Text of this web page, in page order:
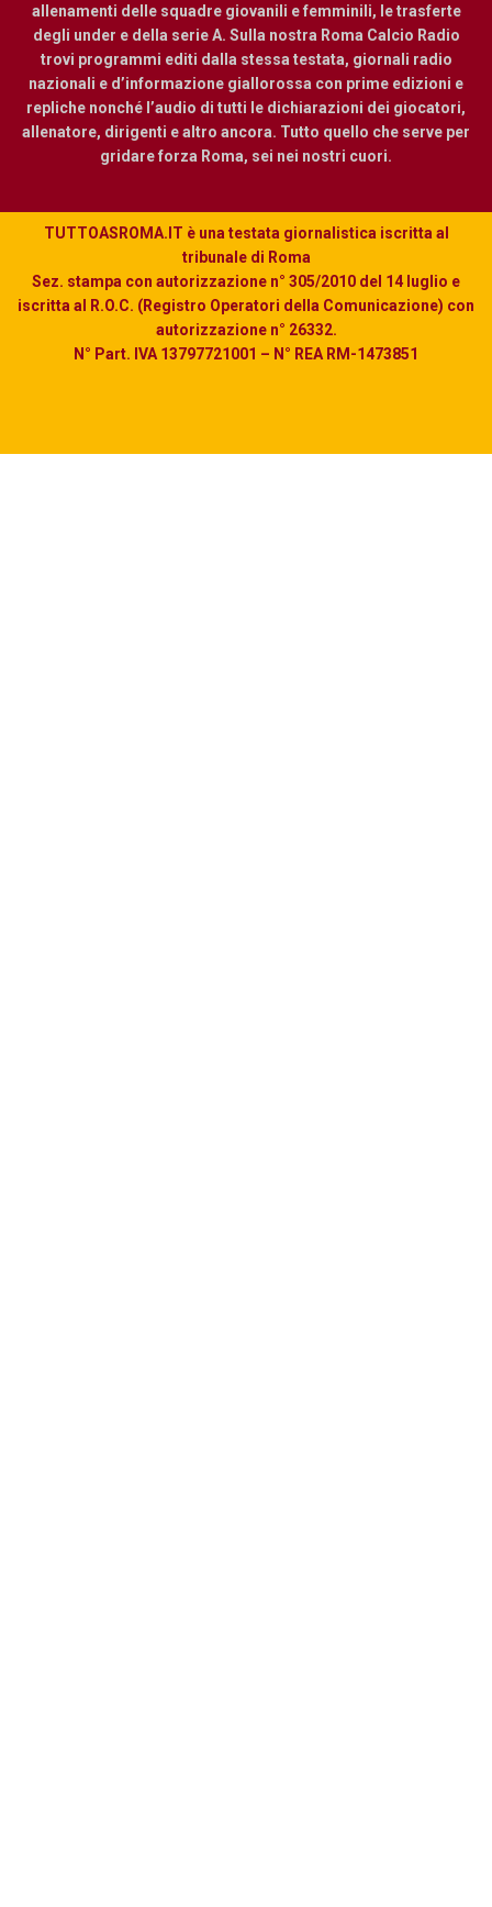
allenamenti delle squadre giovanili e femminili, le trasferte
degli under e della serie A. Sulla nostra Roma Calcio Radio
trovi programmi editi dalla stessa testata, giornali radio
nazionali e d’informazione giallorossa con prime edizioni e
repliche nonché l’audio di tutti le dichiarazioni dei giocatori,
allenatore, dirigenti e altro ancora. Tutto quello che serve per
gridare forza Roma, sei nei nostri cuori.
TUTTOASROMA.IT è una testata giornalistica iscritta al
tribunale di Roma
Sez. stampa con autorizzazione n° 305/2010 del 14 luglio e
iscritta al R.O.C. (Registro Operatori della Comunicazione) con
autorizzazione n° 26332.
N° Part. IVA 13797721001 – N° REA RM-1473851